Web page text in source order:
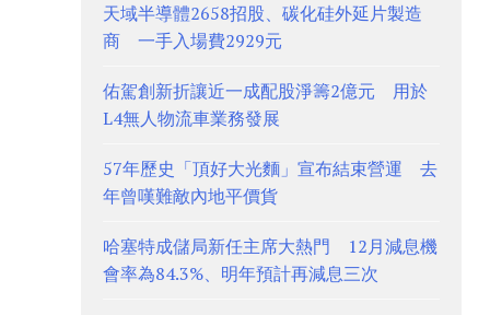
天域半導體2658招股、碳化硅外延片製造
商 一手入場費2929元
佑駕創新折讓近一成配股淨籌2億元 用於
L4無人物流車業務發展
57年歷史「頂好大光麵」宣布結束營運 去
年曾嘆難敵內地平價貨
哈塞特成儲局新任主席大熱門 12月減息機
會率為84.3%、明年預計再減息三次